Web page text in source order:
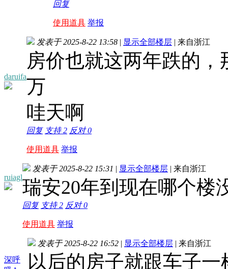
回复
使用道具 举报
daruifa
发表于 2025-8-22 13:58 | 显示全部楼层 | 来自浙江
房价也就这两年跌的，
万
哇天啊
回复 支持2 反对0
使用道具 举报
ruiagl
发表于 2025-8-22 15:31 | 显示全部楼层 | 来自浙江
瑞安20年到现在哪个楼
回复 支持2 反对0
使用道具 举报
深呼
发表于 2025-8-22 16:52 | 显示全部楼层 | 来自浙江
以后的房子就跟车子